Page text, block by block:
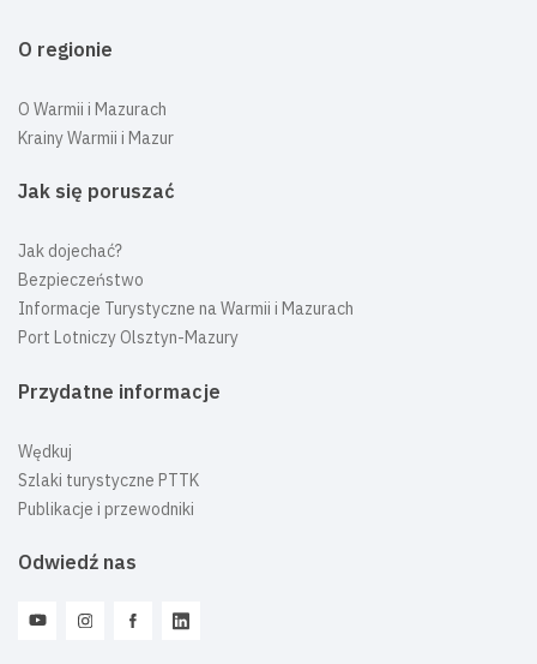
O regionie
O Warmii i Mazurach
Krainy Warmii i Mazur
Jak się poruszać
Jak dojechać?
Bezpieczeństwo
Informacje Turystyczne na Warmii i Mazurach
Port Lotniczy Olsztyn-Mazury
Przydatne informacje
Wędkuj
Szlaki turystyczne PTTK
Publikacje i przewodniki
Odwiedź nas